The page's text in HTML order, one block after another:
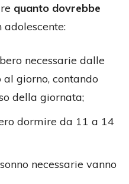
quanto dovrebbe
adolescente:
necessarie dalle
giorno, contando
della giornata;
dormire da 11 a 14
necessarie vanno